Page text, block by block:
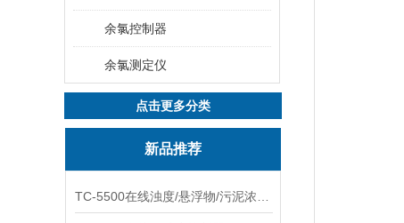
余氯控制器
余氯测定仪
点击更多分类
新品推荐